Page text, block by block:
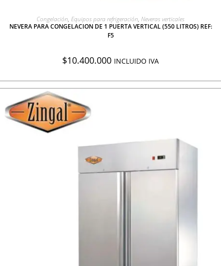
AGREGAR A COTIZACIÓN
Congelación, Equipos para refrigeración, Neveras verticales
NEVERA PARA CONGELACION DE 1 PUERTA VERTICAL (550 LITROS) REF:
F5
$10.400.000 INCLUIDO IVA